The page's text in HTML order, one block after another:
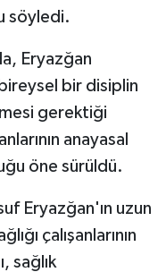
söyledi.
Eryazğan
bir disiplin
gerektiği
anayasal
öne sürüldü.
Eryazğan'ın uzun
çalışanlarının
sağlık